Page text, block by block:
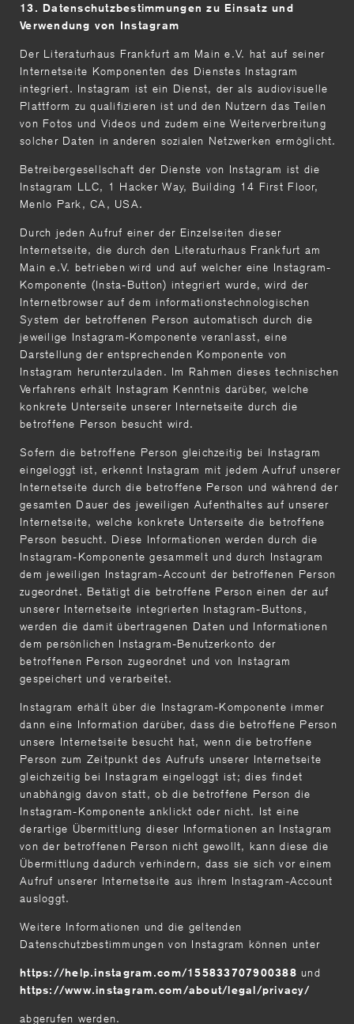
13. Datenschutzbestimmungen zu Einsatz und
Verwendung von Instagram
Der Literaturhaus Frankfurt am Main e.V. hat auf seiner
Internetseite Komponenten des Dienstes Instagram
integriert. Instagram ist ein Dienst, der als audiovisuelle
Plattform zu qualifizieren ist und den Nutzern das Teilen
von Fotos und Videos und zudem eine Weiterverbreitung
solcher Daten in anderen sozialen Netzwerken ermöglicht.
Betreibergesellschaft der Dienste von Instagram ist die
Instagram LLC, 1 Hacker Way, Building 14 First Floor,
Menlo Park, CA, USA.
Durch jeden Aufruf einer der Einzelseiten dieser
Internetseite, die durch den Literaturhaus Frankfurt am
Main e.V. betrieben wird und auf welcher eine Instagram-
Komponente (Insta-Button) integriert wurde, wird der
Internetbrowser auf dem informationstechnologischen
System der betroffenen Person automatisch durch die
jeweilige Instagram-Komponente veranlasst, eine
Darstellung der entsprechenden Komponente von
Instagram herunterzuladen. Im Rahmen dieses technischen
Verfahrens erhält Instagram Kenntnis darüber, welche
konkrete Unterseite unserer Internetseite durch die
betroffene Person besucht wird.
Sofern die betroffene Person gleichzeitig bei Instagram
eingeloggt ist, erkennt Instagram mit jedem Aufruf unserer
Internetseite durch die betroffene Person und während der
gesamten Dauer des jeweiligen Aufenthaltes auf unserer
Internetseite, welche konkrete Unterseite die betroffene
Person besucht. Diese Informationen werden durch die
Instagram-Komponente gesammelt und durch Instagram
dem jeweiligen Instagram-Account der betroffenen Person
zugeordnet. Betätigt die betroffene Person einen der auf
unserer Internetseite integrierten Instagram-Buttons,
werden die damit übertragenen Daten und Informationen
dem persönlichen Instagram-Benutzerkonto der
betroffenen Person zugeordnet und von Instagram
gespeichert und verarbeitet.
Instagram erhält über die Instagram-Komponente immer
dann eine Information darüber, dass die betroffene Person
unsere Internetseite besucht hat, wenn die betroffene
Person zum Zeitpunkt des Aufrufs unserer Internetseite
gleichzeitig bei Instagram eingeloggt ist; dies findet
unabhängig davon statt, ob die betroffene Person die
Instagram-Komponente anklickt oder nicht. Ist eine
derartige Übermittlung dieser Informationen an Instagram
von der betroffenen Person nicht gewollt, kann diese die
Übermittlung dadurch verhindern, dass sie sich vor einem
Aufruf unserer Internetseite aus ihrem Instagram-Account
ausloggt.
Weitere Informationen und die geltenden
Datenschutzbestimmungen von Instagram können unter
https://help.instagram.com/155833707900388 und
https://www.instagram.com/about/legal/privacy/
abgerufen werden.